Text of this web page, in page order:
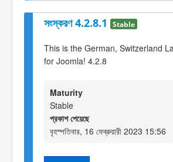
সংস্করণ 4.2.8.1 Stable
This is the German, Switzerland
for Joomla! 4.2.8
Maturity
Stable
প্রকাশ পেয়েছে
বৃহস্পতিবার, 16 ফেব্রুয়ারী 2023 15:56